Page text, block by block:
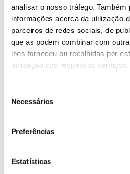
analisar o nosso tráfego. Também
informações acerca da utilização
parceiros de redes sociais, de
que as podem combinar com
lhes forneceu ou recolhidas por
utilização dos respetivos serviços.
Necessários
Preferências
Estatísticas
13.07.2026
Genoma do priolo e de outras
conhecer para conservar
02.07.2026
Registar galhas de Trichi em
cidadãos chamados a ajudar